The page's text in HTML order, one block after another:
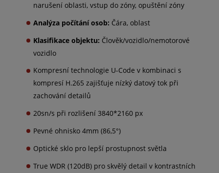
narušení oblasti, vstup do zóny, opuštění zóny
Analýza počítání osob: Čára, oblast
Klasifikace objektu: Člověk/vozidlo/nemotorové
vozidlo
Kompresní technologie U-Code v kombinaci s
kompresí H.265 zajišťuje nízký datový tok při
zachování detailů
20sn/s při rozlišení 3840*2160 px
Pevné ohnisko 4mm (86,5°)
Optické sklo pro lepší prostupnost světla
True WDR (120dB) pro skvělý detail v kontrastních